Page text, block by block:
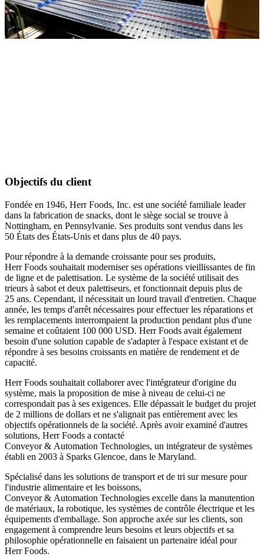
Objectifs du client
Fondée en 1946, Herr Foods, Inc. est une société familiale leader
dans la fabrication de snacks, dont le siège social se trouve à
Nottingham, en Pennsylvanie. Ses produits sont vendus dans les
50 États des États-Unis et dans plus de 40 pays.
Pour répondre à la demande croissante pour ses produits,
Herr Foods souhaitait moderniser ses opérations vieillissantes de fin
de ligne et de palettisation. Le système de la société utilisait des
trieurs à sabot et deux palettiseurs, et fonctionnait depuis plus de
25 ans. Cependant, il nécessitait un lourd travail d'entretien. Chaque
année, les temps d'arrêt nécessaires pour effectuer les réparations et
les remplacements interrompaient la production pendant plus d'une
semaine et coûtaient 100 000 USD. Herr Foods avait également
besoin d'une solution capable de s'adapter à l'espace existant et de
répondre à ses besoins croissants en matière de rendement et de
capacité.
Herr Foods souhaitait collaborer avec l'intégrateur d'origine du
système, mais la proposition de mise à niveau de celui-ci ne
correspondait pas à ses exigences. Elle dépassait le budget du projet
de 2 millions de dollars et ne s'alignait pas entièrement avec les
objectifs opérationnels de la société. Après avoir examiné d'autres
solutions, Herr Foods a contacté
Conveyor & Automation Technologies, un intégrateur de systèmes
établi en 2003 à Sparks Glencoe, dans le Maryland.
Spécialisé dans les solutions de transport et de tri sur mesure pour
l'industrie alimentaire et les boissons,
Conveyor & Automation Technologies excelle dans la manutention
de matériaux, la robotique, les systèmes de contrôle électrique et les
équipements d'emballage. Son approche axée sur les clients, son
engagement à comprendre leurs besoins et leurs objectifs et sa
philosophie opérationnelle en faisaient un partenaire idéal pour
Herr Foods.